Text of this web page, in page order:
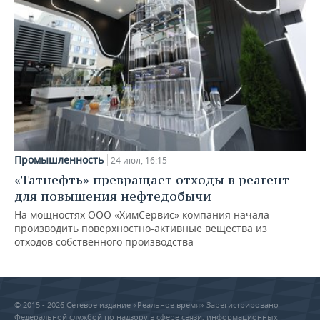
Промышленность 24 июл, 16:15
«Татнефть» превращает отходы в реагент
для повышения нефтедобычи
На мощностях ООО «ХимСервис» компания начала
производить поверхностно-активные вещества из
отходов собственного производства
© 2015 - 2026 Сетевое издание «Реальное время» Зарегистрировано
Федеральной службой по надзору в сфере связи, информационных